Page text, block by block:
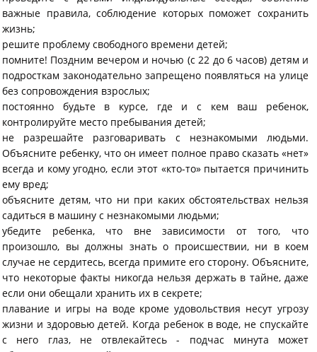
важные правила, соблюдение которых поможет сохранить
жизнь;
решите проблему свободного времени детей;
помните! Поздним вечером и ночью (с 22 до 6 часов) детям и
подросткам законодательно запрещено появляться на улице
без сопровождения взрослых;
постоянно будьте в курсе, где и с кем ваш ребенок,
контролируйте место пребывания детей;
не разрешайте разговаривать с незнакомыми людьми.
Объясните ребенку, что он имеет полное право сказать «нет»
всегда и кому угодно, если этот «кто-то» пытается причинить
ему вред;
объясните детям, что ни при каких обстоятельствах нельзя
садиться в машину с незнакомыми людьми;
убедите ребенка, что вне зависимости от того, что
произошло, вы должны знать о происшествии, ни в коем
случае не сердитесь, всегда примите его сторону. Объясните,
что некоторые факты никогда нельзя держать в тайне, даже
если они обещали хранить их в секрете;
плавание и игры на воде кроме удовольствия несут угрозу
жизни и здоровью детей. Когда ребенок в воде, не спускайте
с него глаз, не отвлекайтесь - подчас минута может